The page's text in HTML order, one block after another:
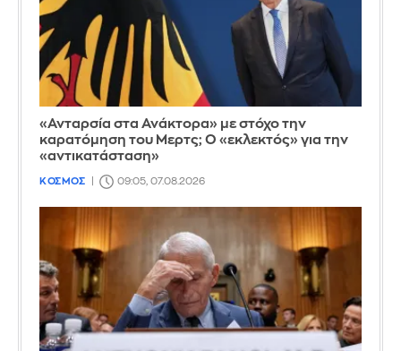
«Ανταρσία στα Ανάκτορα» με στόχο την
καρατόμηση του Μερτς; Ο «εκλεκτός» για την
«αντικατάσταση»
ΚΟΣΜΟΣ 09:05, 07.08.2026